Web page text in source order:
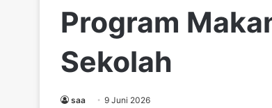
Program
Sekolah
saa 9 Juni 2026